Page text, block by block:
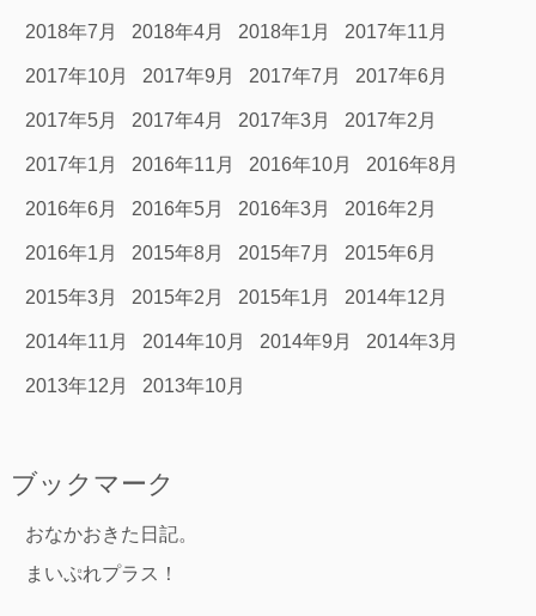
2018年7月 2018年4月 2018年1月 2017年11月
2017年10月 2017年9月 2017年7月 2017年6月
2017年5月 2017年4月 2017年3月 2017年2月
2017年1月 2016年11月 2016年10月 2016年8月
2016年6月 2016年5月 2016年3月 2016年2月
2016年1月 2015年8月 2015年7月 2015年6月
2015年3月 2015年2月 2015年1月 2014年12月
2014年11月 2014年10月 2014年9月 2014年3月
2013年12月 2013年10月
ブックマーク
おなかおきた日記。
まいぷれプラス！